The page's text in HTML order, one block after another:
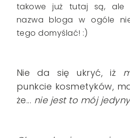
takowe już tutaj są, ale
nazwa bloga w ogóle
tego domyślać! :)
Nie da się ukryć, iż
punkcie kosmetyków,
że... nie jest to mój